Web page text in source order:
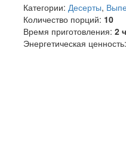
Категории: Десерты,
Количество порций: 10
Время приготовления: 2
Энергетическая ценность: